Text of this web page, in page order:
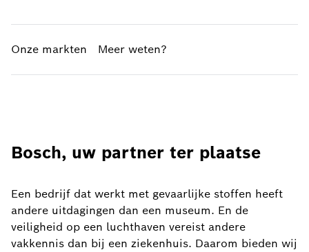
Onze markten Meer weten?
Bosch, uw partner ter plaatse
Een bedrijf dat werkt met gevaarlijke stoffen heeft
andere uitdagingen dan een museum. En de
veiligheid op een luchthaven vereist andere
vakkennis dan bij een ziekenhuis. Daarom bieden wij